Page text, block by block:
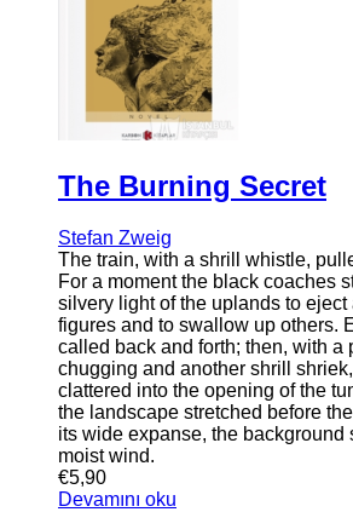
The Burning Secret
Stefan Zweig
The train, with a shrill whistle,
For a moment the black coaches
silvery light of the uplands to
figures and to swallow up others.
called back and forth; then, with a
chugging and another shrill
clattered into the opening of the
the landscape stretched before
its wide expanse, the background
moist wind.
€5,90
Devamını oku